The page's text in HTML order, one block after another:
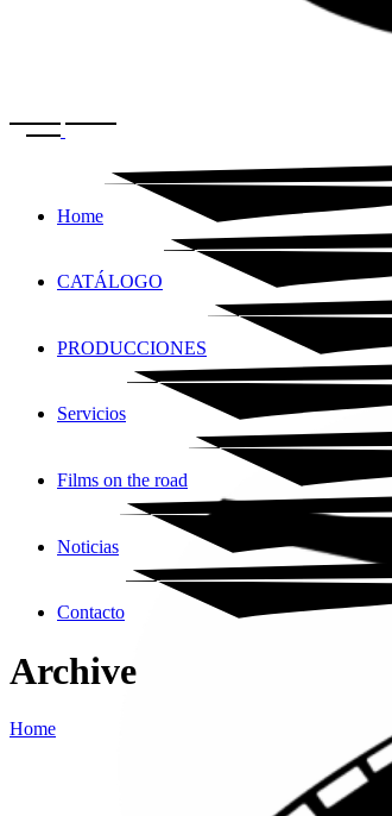
Home
CATÁLOGO
PRODUCCIONES
Servicios
Films on the road
Noticias
Contacto
Archive
Home